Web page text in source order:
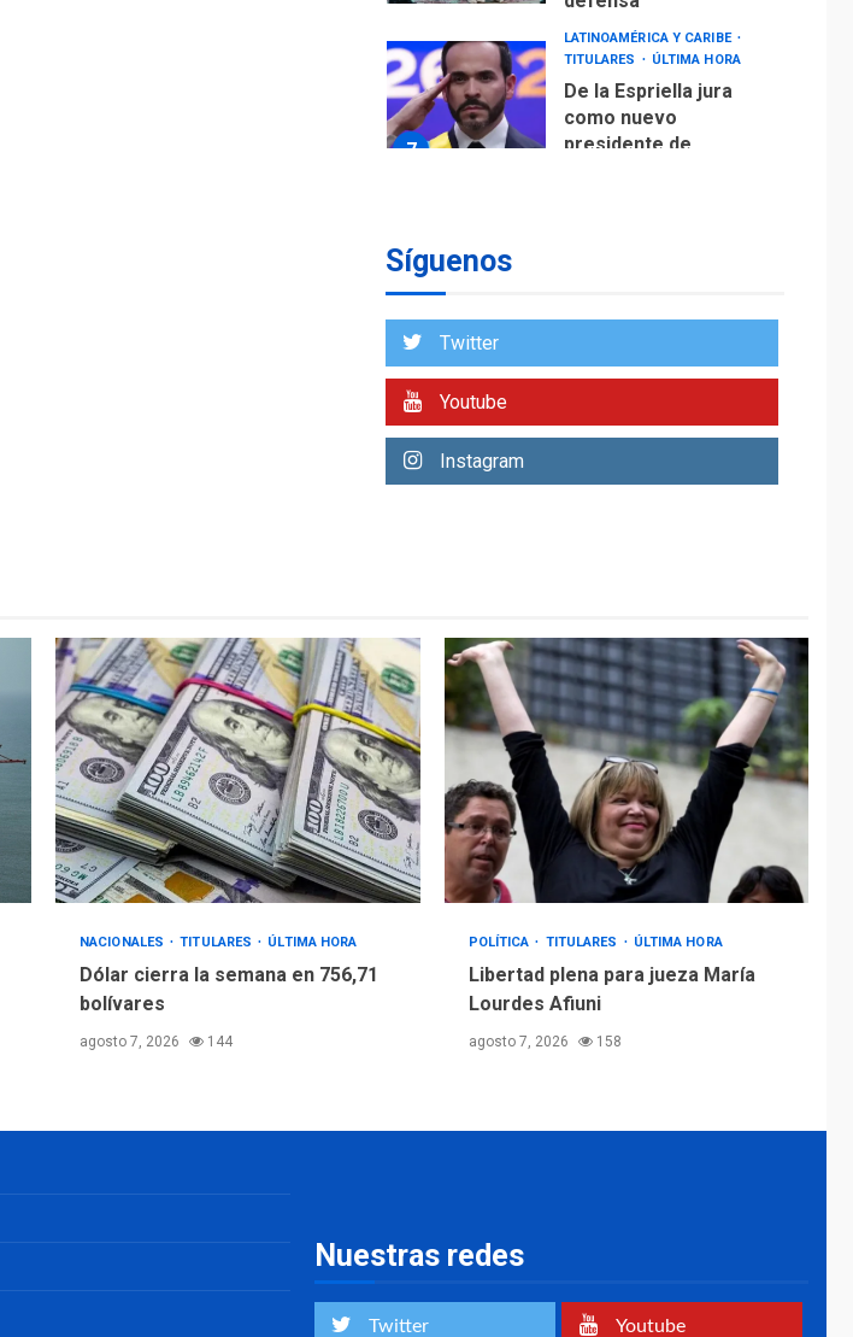
7
LATINOAMÉRICA Y CARIBE
TITULARES
ÚLTIMA HORA
De la Espriella jura
como nuevo
presidente de
1
para alcanzar 3
2
ECONOMÍA ÚLTIMA HORA
operativo y sin
nacionalización de
3
semana en 756,71
bolívares
4
POLÍTICA
TITULARES
ÚLTIMA HORA
Libertad plena para
jueza María Lourdes
Afiuni
INTERNACIONALES
TITULARES
ÚLTIMA HORA
España impone
controles fronterizos
Síguenos
Twitter
Youtube
Instagram
NACIONALES TITULARES ÚLTIMA HORA
Dólar cierra la semana en 756,71
bolívares
agosto 7, 2026 144
POLÍTICA TITULARES ÚLTIMA HORA
Libertad plena para jueza María
Lourdes Afiuni
agosto 7, 2026 158
Nuestras redes
Twitter Youtube